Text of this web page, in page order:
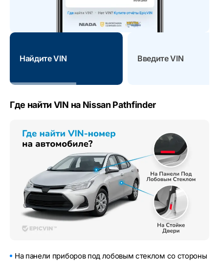
Найдите VIN Введите VIN
Где найти VIN на Nissan Pathfinder
На панели приборов под лобовым стеклом со стороны